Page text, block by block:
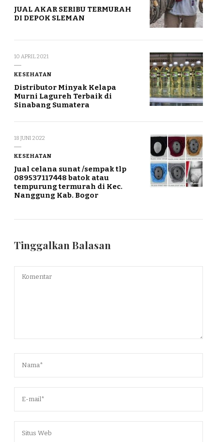
JUAL AKAR SERIBU TERMURAH
DI DEPOK SLEMAN
10 APRIL 2021
KESEHATAN
Distributor Minyak Kelapa
Murni Lagureh Terbaik di
Sinabang Sumatera
18 JUNI 2022
KESEHATAN
Jual celana sunat /sempak tlp
089537117448 batok atau
tempurung termurah di Kec.
Nanggung Kab. Bogor
Tinggalkan Balasan